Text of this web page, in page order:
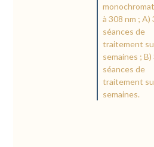
à 308 nm ; A)
séances de
traitement
semaines ; B)
séances de
traitement
semaines.